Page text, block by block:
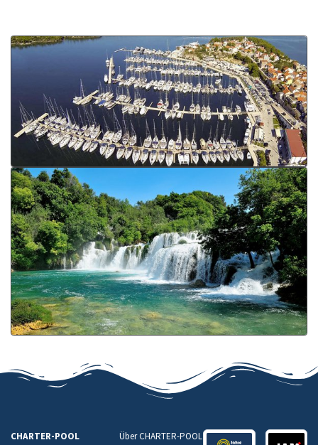
CHARTER-POOL
Über CHARTER-POOL